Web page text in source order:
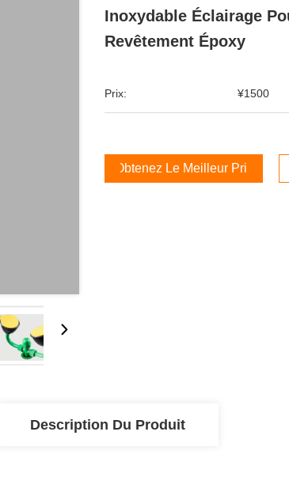
Inoxydable Éclairage
Revêtement Époxy
Prix: ¥1500
Obtenez Le Meilleur Prix
Description Du Produit